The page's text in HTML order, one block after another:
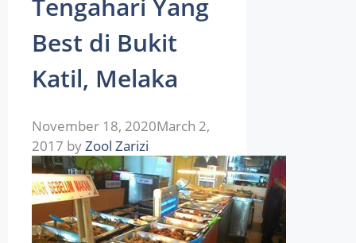
Tengahari Yang
Best di Bukit
Katil, Melaka
November 18, 2020March 2,
2017 byZool Zarizi